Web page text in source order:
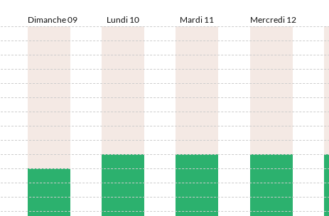
Dimanche 09 Lundi 10 Mardi 11 Mercredi 12